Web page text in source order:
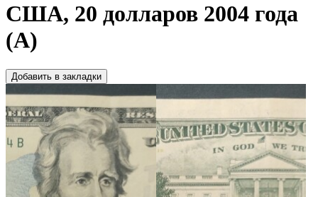
США, 20 долларов 2004 года
(А)
Добавить в закладки